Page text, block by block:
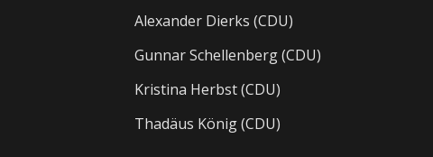
Alexander Dierks (CDU)
Gunnar Schellenberg (CDU)
Kristina Herbst (CDU)
Thadäus König (CDU)